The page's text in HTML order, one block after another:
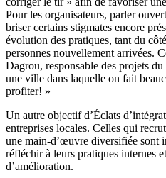
Pour les organisateurs, parler
briser certains stigmates encore
évolution des pratiques, tant du
personnes nouvellement arrivées.
Dagrou, responsable des projets
une ville dans laquelle on fait
profiter! »
Un autre objectif d’Éclats
entreprises locales. Celles qui
une main-d’œuvre diversifiée sont
réfléchir à leurs pratiques internes
d’amélioration.